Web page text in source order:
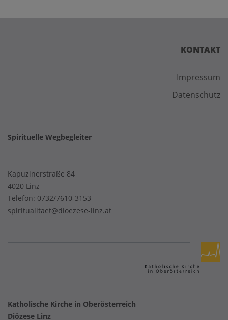
KONTAKT
Impressum
Datenschutz
Spirituelle Wegbegleiter
Kapuzinerstraße 84
4020 Linz
Telefon: 0732/7610-3153
spiritualitaet@dioezese-linz.at
Katholische Kirche in Oberösterreich
Diözese Linz